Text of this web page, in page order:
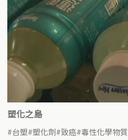
塑化之島
台塑 塑化劑 致癌 毒性化學物質